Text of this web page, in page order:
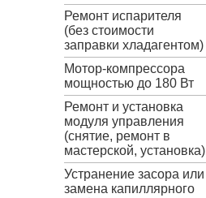
Ремонт испарителя
(без стоимости
заправки хладагентом)
Мотор-компрессора
мощностью до 180 Вт
Ремонт и установка
модуля управления
(снятие, ремонт в
мастерской, установка)
Устранение засора или
замена капиллярного